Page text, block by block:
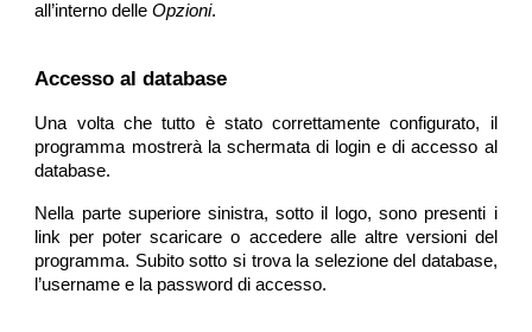
all’interno delleOpzioni.
Accesso al database
Una volta che tutto è stato correttamente configurato, il
programma mostrerà la schermata di login e di accesso al
database.
Nella parte superiore sinistra, sotto il logo, sono presenti i
link per poter scaricare o accedere alle altre versioni del
programma. Subito sotto si trova la selezione del database,
l’username e la password di accesso.